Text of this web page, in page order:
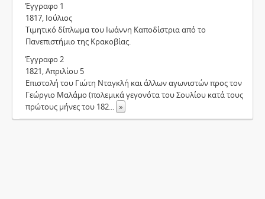
Έγγραφο 1
1817, Ιούλιος
Τιμητικό δίπλωμα του Ιωάννη Καποδίστρια από το
Πανεπιστήμιο της Κρακοβίας.
Έγγραφο 2
1821, Απριλίου 5
Επιστολή του Γιώτη Νταγκλή και άλλων αγωνιστών προς τον
Γεώργιο Μαλάμο (πολεμικά γεγονότα του Σουλίου κατά τους
πρώτους μήνες του 182... »